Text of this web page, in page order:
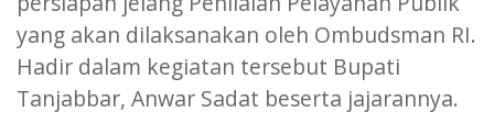
yang akan dilaksanakan oleh Ombudsman RI.
Hadir dalam kegiatan tersebut Bupati
Tanjabbar, Anwar Sadat beserta jajarannya.